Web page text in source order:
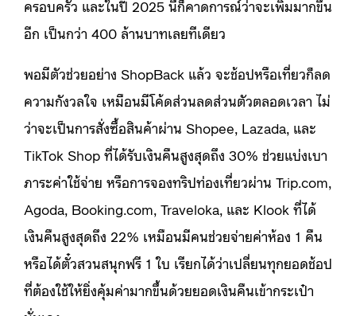
ครอบครัว และในปี 2025 นี้ก็คาดการณ์ว่าจะเพิ่มมากขึ้น
อีก เป็นกว่า 400 ล้านบาทเลยทีเดียว
พอมีตัวช่วยอย่าง ShopBack แล้ว จะช้อปหรือเที่ยวก็ลด
ความกังวลใจ เหมือนมีโค้ดส่วนลดส่วนตัวตลอดเวลา ไม่
ว่าจะเป็นการสั่งซื้อสินค้าผ่าน Shopee, Lazada, และ
TikTok Shop ที่ได้รับเงินคืนสูงสุดถึง 30% ช่วยแบ่งเบา
ภาระค่าใช้จ่าย หรือการจองทริปท่องเที่ยวผ่าน Trip.com,
Agoda, Booking.com, Traveloka, และ Klook ที่ได้
เงินคืนสูงสุดถึง 22% เหมือนมีคนช่วยจ่ายค่าห้อง 1 คืน
หรือได้ตั๋วสวนสนุกฟรี 1 ใบ เรียกได้ว่าเปลี่ยนทุกยอดช้อป
ที่ต้องใช้ให้ยิ่งคุ้มค่ามากขึ้นด้วยยอดเงินคืนเข้ากระเป๋า